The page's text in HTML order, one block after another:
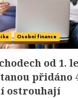
Osobní finance
od 1.
přidáno
ostrouhají